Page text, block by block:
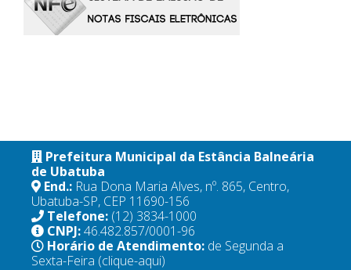
Prefeitura Municipal da Estância Balneária
de Ubatuba
End.: Rua Dona Maria Alves, nº. 865, Centro,
Ubatuba-SP, CEP 11690-156
Telefone: (12) 3834-1000
CNPJ:46.482.857/0001-96
Horário de Atendimento: de Segunda a
Sexta-Feira (clique-aqui)